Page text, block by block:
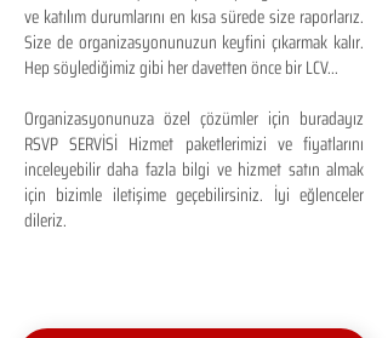
ve katılım durumlarını en kısa sürede size raporlarız.
Size de organizasyonunuzun keyfini çıkarmak kalır.
Hep söylediğimiz gibi her davetten önce bir LCV...
Organizasyonunuza özel çözümler için buradayız
RSVP SERVİSİ Hizmet paketlerimizi ve fiyatlarını
inceleyebilir daha fazla bilgi ve hizmet satın almak
için bizimle iletişime geçebilirsiniz. İyi eğlenceler
dileriz.